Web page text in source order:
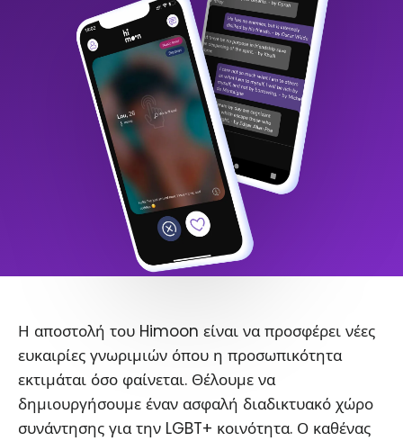
Η αποστολή του Himoon είναι να προσφέρει νέες
ευκαιρίες γνωριμιών όπου η προσωπικότητα
εκτιμάται όσο φαίνεται. Θέλουμε να
δημιουργήσουμε έναν ασφαλή διαδικτυακό χώρο
συνάντησης για την LGBT+ κοινότητα. Ο καθένας